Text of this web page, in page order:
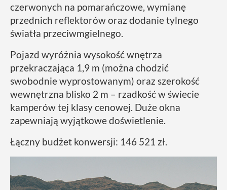
czerwonych na pomarańczowe, wymianę
przednich reflektorów oraz dodanie tylnego
światła przeciwmgielnego.
Pojazd wyróżnia wysokość wnętrza
przekraczająca 1,9 m (można chodzić
swobodnie wyprostowanym) oraz szerokość
wewnętrzna blisko 2 m – rzadkość w świecie
kamperów tej klasy cenowej. Duże okna
zapewniają wyjątkowe doświetlenie.
Łączny budżet konwersji: 146 521 zł.